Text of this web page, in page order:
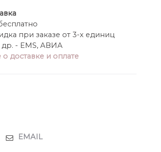
при заказе от 3-х единиц
др. - EMS, АВИА
доставке и оплате
EMAIL